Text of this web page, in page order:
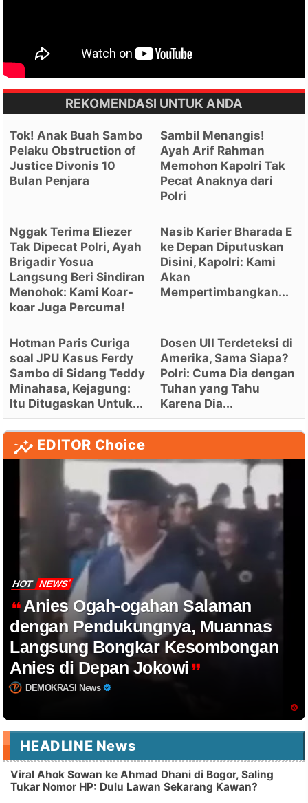
REKOMENDASI UNTUK ANDA
Tok! Anak Buah Sambo
Pelaku Obstruction of
Justice Divonis 10
Bulan Penjara
Sambil Menangis!
Ayah Arif Rahman
Memohon Kapolri Tak
Pecat Anaknya dari
Polri
Nggak Terima Eliezer
Tak Dipecat Polri, Ayah
Brigadir Yosua
Langsung Beri Sindiran
Menohok: Kami Koar-
koar Juga Percuma!
Nasib Karier Bharada E
ke Depan Diputuskan
Disini, Kapolri: Kami
Akan
Mempertimbangkan...
Hotman Paris Curiga
soal JPU Kasus Ferdy
Sambo di Sidang Teddy
Minahasa, Kejagung:
Itu Ditugaskan Untuk...
Dosen UII Terdeteksi di
Amerika, Sama Siapa?
Polri: Cuma Dia dengan
Tuhan yang Tahu
Karena Dia...
EDITOR Choice
HOT NEWS
Anies Ogah-ogahan Salaman
dengan Pendukungnya, Muannas
Langsung Bongkar Kesombongan
Anies di Depan Jokowi
DEMOKRASI News
HEADLINE News
Viral Ahok Sowan ke Ahmad Dhani di Bogor, Saling
Tukar Nomor HP: Dulu Lawan Sekarang Kawan?